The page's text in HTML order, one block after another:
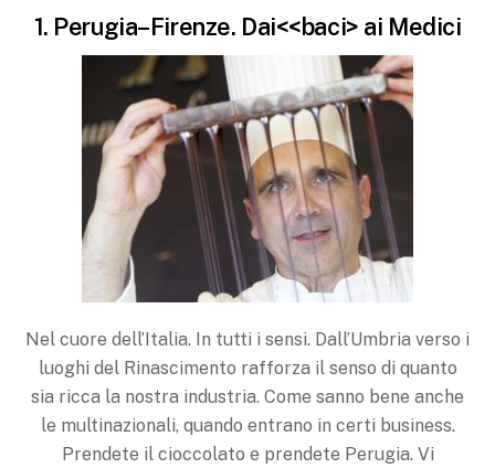
1. Perugia–Firenze. Dai<<baci> ai Medici
Nel cuore dell’Italia. In tutti i sensi. Dall’Umbria verso i
luoghi del Rinascimento rafforza il senso di quanto
sia ricca la nostra industria. Come sanno bene anche
le multinazionali, quando entrano in certi business.
Prendete il cioccolato e prendete Perugia. Vi